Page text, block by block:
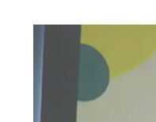
grande